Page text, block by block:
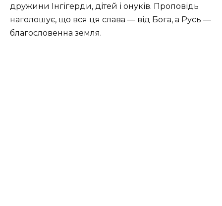
дружини Інгігерди, дітей і онуків. Проповідь
наголошує, що вся ця слава — від Бога, а Русь —
благословенна земля.